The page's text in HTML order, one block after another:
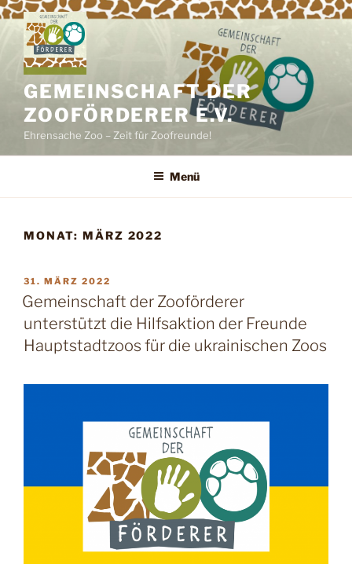
Zum
Inhalt
springen
GEMEINSCHAFT DER
ZOOFÖRDERER E.V.
Ehrensache Zoo – Zeit für Zoofreunde!
Menü
MONAT: MÄRZ 2022
VERÖFFENTLICHT
AM
31. MÄRZ 2022
Gemeinschaft der Zooförderer
unterstützt die Hilfsaktion der Freunde
Hauptstadtzoos für die ukrainischen Zoos